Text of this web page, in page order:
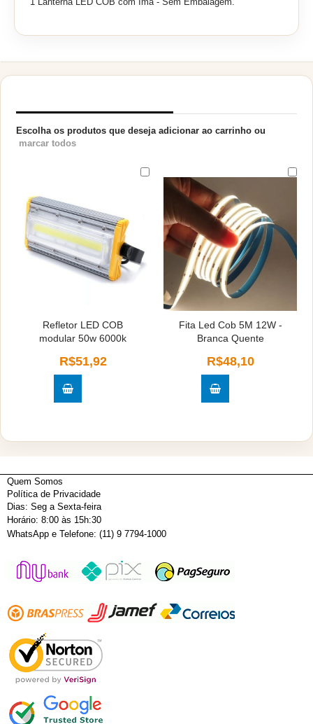
Escolha os produtos que deseja adicionar ao carrinho ou
marcar todos
Refletor LED COB
modular 50w 6000k
R$51,92
Fita Led Cob 5M 12W -
Branca Quente
R$48,10
Quem Somos
Política de Privacidade
Dias: Seg a Sexta-feira
Horário: 8:00 às 15h:30
WhatsApp e Telefone: (11) 9 7794-1000